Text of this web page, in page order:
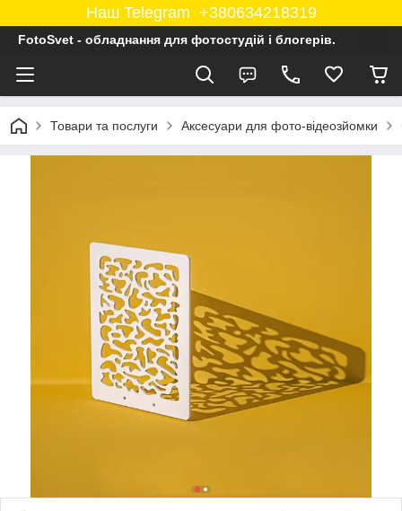
Наш Telegram +380634218319
FotoSvet - обладнання для фотостудій і блогерів.
Товари та послуги Аксесуари для фото-відеозйомки